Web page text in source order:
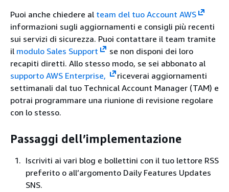
Puoi anche chiedere al team del tuo Account AWS
informazioni sugli aggiornamenti e consigli più recenti
sui servizi di sicurezza. Puoi contattare il team tramite
il modulo Sales Support
se non disponi dei loro
recapiti diretti. Allo stesso modo, se sei abbonato al
supporto AWS Enterprise,
riceverai aggiornamenti
settimanali dal tuo Technical Account Manager (TAM) e
potrai programmare una riunione di revisione regolare
con lo stesso.
Passaggi dell’implementazione
Iscriviti ai vari blog e bollettini con il tuo lettore RSS
preferito o all’argomento Daily Features Updates
SNS.